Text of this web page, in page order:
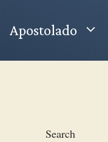
Apostolado
Search